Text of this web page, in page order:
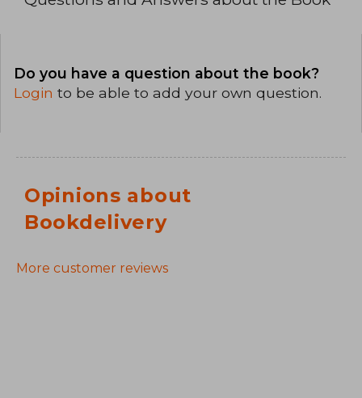
Do you have a question about the book?
Login to be able to add your own question.
Opinions about
Bookdelivery
More customer reviews